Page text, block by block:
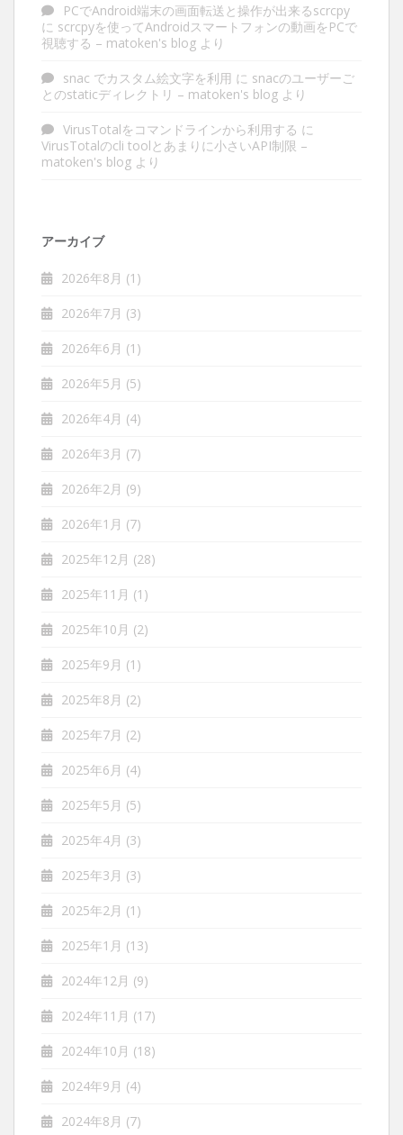
PCでAndroid端末の画面転送と操作が出来るscrcpy
に scrcpyを使ってAndroidスマートフォンの動画をPCで
視聴する – matoken's blog より
snac でカスタム絵文字を利用 に snacのユーザーご
とのstaticディレクトリ – matoken's blog より
VirusTotalをコマンドラインから利用する に
VirusTotalのcli toolとあまりに小さいAPI制限 –
matoken's blog より
アーカイブ
2026年8月 (1)
2026年7月 (3)
2026年6月 (1)
2026年5月 (5)
2026年4月 (4)
2026年3月 (7)
2026年2月 (9)
2026年1月 (7)
2025年12月 (28)
2025年11月 (1)
2025年10月 (2)
2025年9月 (1)
2025年8月 (2)
2025年7月 (2)
2025年6月 (4)
2025年5月 (5)
2025年4月 (3)
2025年3月 (3)
2025年2月 (1)
2025年1月 (13)
2024年12月 (9)
2024年11月 (17)
2024年10月 (18)
2024年9月 (4)
2024年8月 (7)